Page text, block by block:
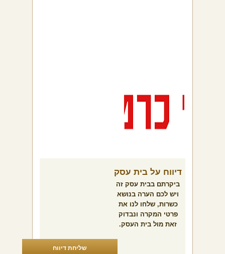
דיווח על בית עסק
ביקרתם בבית עסק זה
ויש לכם הערה בנושא
כשרות, שלחו לנו את
פרטי המקרה ונבדוק
זאת מול בית העסק.
שליחת דיווח